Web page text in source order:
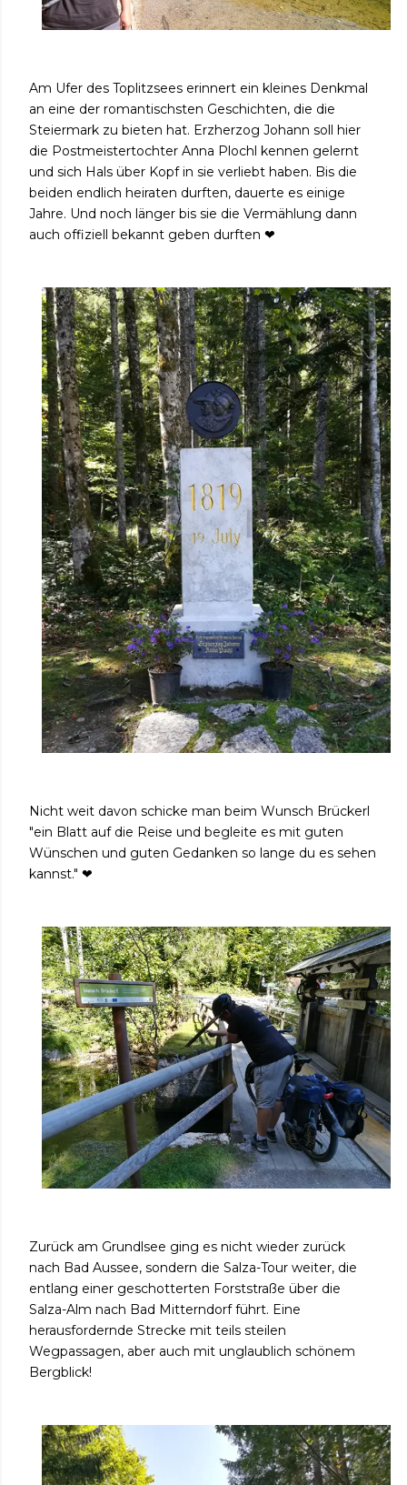
Am Ufer des Toplitzsees erinnert ein kleines Denkmal
an eine der romantischsten Geschichten, die die
Steiermark zu bieten hat. Erzherzog Johann soll hier
die Postmeistertochter Anna Plochl kennen gelernt
und sich Hals über Kopf in sie verliebt haben. Bis die
beiden endlich heiraten durften, dauerte es einige
Jahre. Und noch länger bis sie die Vermählung dann
auch offiziell bekannt geben durften ❤
Nicht weit davon schicke man beim Wunsch Brückerl
"ein Blatt auf die Reise und begleite es mit guten
Wünschen und guten Gedanken so lange du es sehen
kannst." ❤
Zurück am Grundlsee ging es nicht wieder zurück
nach Bad Aussee, sondern die Salza-Tour weiter, die
entlang einer geschotterten Forststraße über die
Salza-Alm nach Bad Mitterndorf führt. Eine
herausfordernde Strecke mit teils steilen
Wegpassagen, aber auch mit unglaublich schönem
Bergblick!